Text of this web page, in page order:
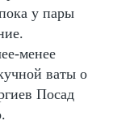
у пары
менее
ваты о
Посад